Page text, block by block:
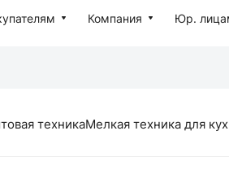
Компания Юр.
техникаМелкая техника для